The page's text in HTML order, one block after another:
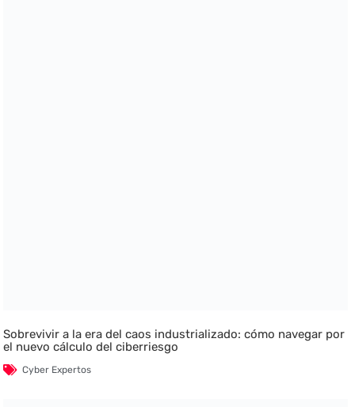
Sobrevivir a la era del caos industrializado: cómo navegar por
el nuevo cálculo del ciberriesgo
Cyber Expertos